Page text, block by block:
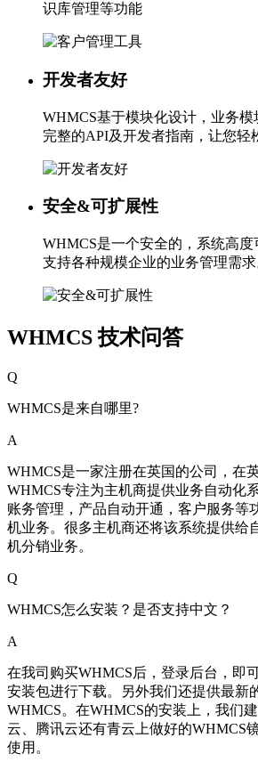
识库管理等功能
开发者友好
WHMCS基于模块化设计，业务
完整的API及开发者指南，让您轻
安全&可扩展性
WHMCS是一个安全的，系统高
支持各种规模企业的业务管理需求
WHMCS 技术问答
Q
WHMCS是来自哪里?
A
WHMCS是一家注册在英国的公司，在
WHMCS专注为主机商提供业务自动化
账务管理，产品自动开通，客户服务等
机业务。很多主机商还将该系统提供给
机分销业务。
Q
WHMCS怎么安装？是否支持中文？
A
在我司购买WHMCS后，登录后台，即
安装包进行下载。另外我们还提供最新
WHMCS。在WHMCS的安装上，我们
云、腾讯云还有青云上做好的WHMCS
使用。